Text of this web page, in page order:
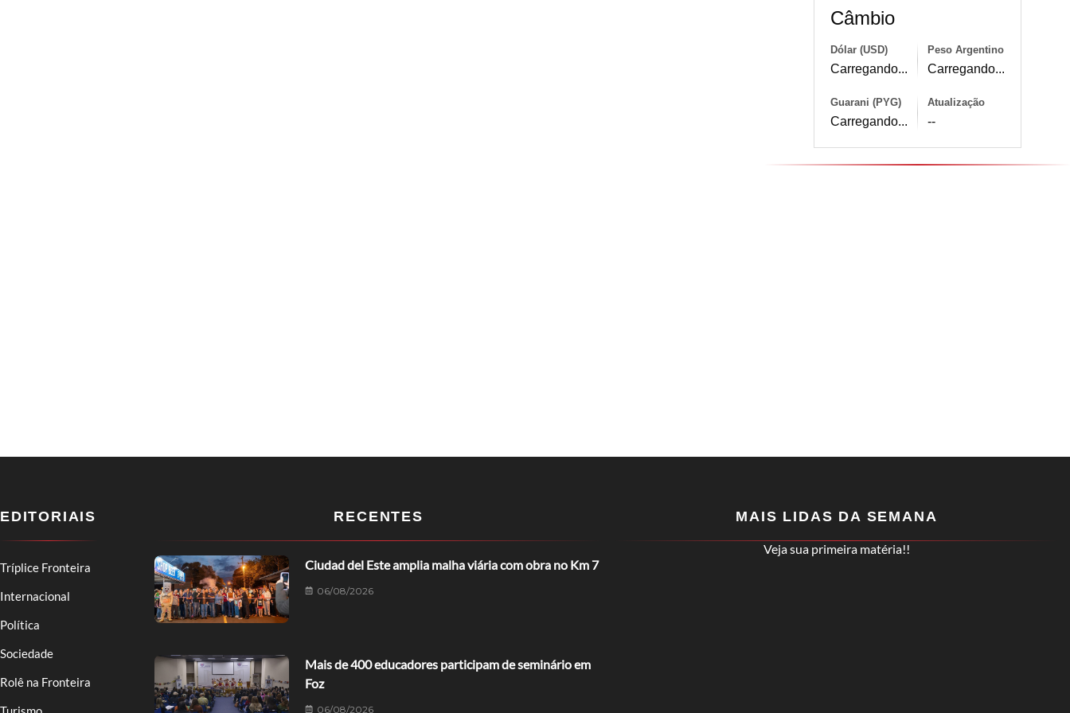
Câmbio
Dólar (USD)
Carregando...
Peso Argentino
Carregando...
Guarani (PYG)
Carregando...
Atualização
--
EDITORIAIS
Tríplice Fronteira
Internacional
Política
Sociedade
Rolê na Fronteira
RECENTES
Ciudad del Este amplia malha viária com obra no Km 7
06/08/2026
Mais de 400 educadores participam de seminário em
Foz
06/08/2026
MAIS LIDAS DA SEMANA
Veja sua primeira matéria!!